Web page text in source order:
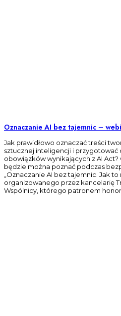
Oznaczanie AI bez tajemnic –
Jak prawidłowo oznaczać treści
sztucznej inteligencji i przygotować
obowiązków wynikających z AI
będzie można poznać podczas
„Oznaczanie AI bez tajemnic. Jak to
organizowanego przez kancelarię
Wspólnicy, którego patronem